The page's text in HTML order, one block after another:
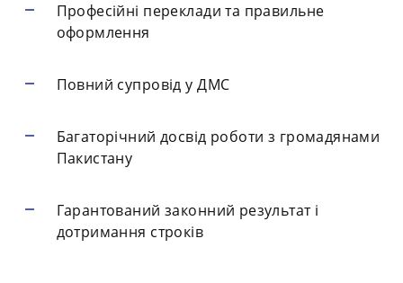
Професійні переклади та правильне
оформлення
Повний супровід у ДМС
Багаторічний досвід роботи з громадянами
Пакистану
Гарантований законний результат і
дотримання строків